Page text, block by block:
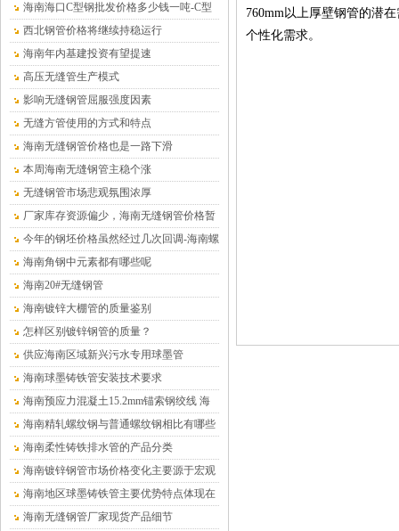
海南海口C型钢批发价格多少钱一吨-C型
钢厂家
西北钢管价格将继续持稳运行
海南年内基建投资有望提速
高压无缝管生产模式
影响无缝钢管屈服强度因素
无缝方管使用的方式和特点
海南无缝钢管价格也是一路下滑
本周海南无缝钢管主稳个涨
无缝钢管市场悲观氛围浓厚
厂家库存资源偏少，海南无缝钢管价格暂
时平稳为主
今年的钢坯价格虽然经过几次回调-海南螺
旋钢管
海南角钢中元素都有哪些呢
海南20#无缝钢管
海南镀锌大棚管的质量鉴别
怎样区别镀锌钢管的质量？
供应海南区域新兴污水专用球墨管
海南球墨铸铁管安装技术要求
海南预应力混凝土15.2mm锚索钢绞线 海
南沧盛销售
海南精轧螺纹钢与普通螺纹钢相比有哪些
优点？
海南柔性铸铁排水管的产品分类
海南镀锌钢管市场价格变化主要源于宏观
供求关系的变化
海南地区球墨铸铁管主要优势特点体现在
哪儿
海南无缝钢管厂家现货产品细节
760mm以上厚壁钢管的潜
个性化需求。